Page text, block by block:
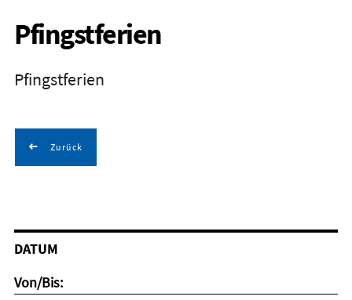
Pfingstferien
Pfingstferien
Zurück
DATUM
Von/Bis: